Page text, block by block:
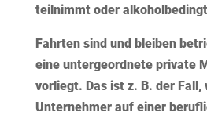
teilnimmt oder alkoholbedingt
Fahrten sind und bleiben
eine untergeordnete private
vorliegt. Das ist z. B. der Fall,
Unternehmer auf einer